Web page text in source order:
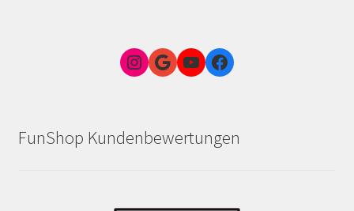
Instagram
Google Link zum FunShop WienYouTubeFacebook
FunShop Kundenbewertungen